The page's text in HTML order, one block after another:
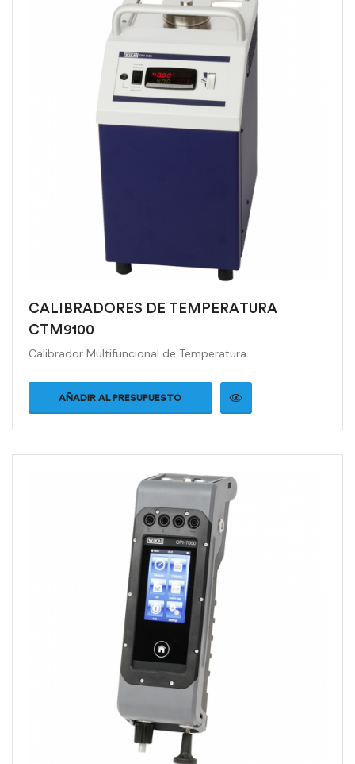
CALIBRADORES DE TEMPERATURA
CTM9100
Calibrador Multifuncional de Temperatura
AÑADIR AL PRESUPUESTO